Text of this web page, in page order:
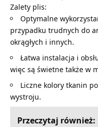
Zalety plis:
Optymalne
przypadku trudnych do
okrągłych i innych.
Łatwa instalacja i
więc są świetne także w
Liczne kolory tkanin
wystroju.
Przeczytaj również: